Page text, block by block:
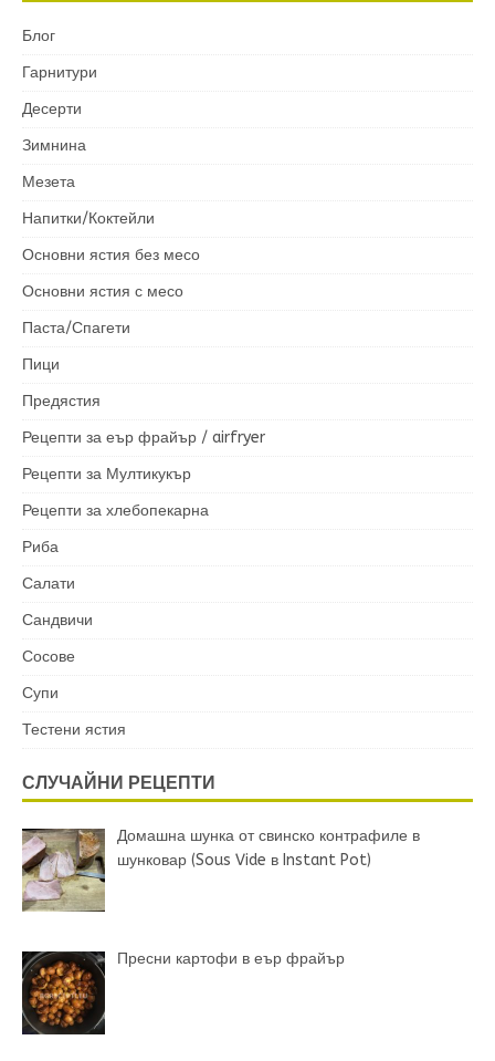
Блог
Гарнитури
Десерти
Зимнина
Мезета
Напитки/Коктейли
Основни ястия без месо
Основни ястия с месо
Паста/Спагети
Пици
Предястия
Рецепти за еър фрайър / airfryer
Рецепти за Мултикукър
Рецепти за хлебопекарна
Риба
Салати
Сандвичи
Сосове
Супи
Тестени ястия
СЛУЧАЙНИ РЕЦЕПТИ
Домашна шунка от свинско контрафиле в
шунковар (Sous Vide в Instant Pot)
Пресни картофи в еър фрайър